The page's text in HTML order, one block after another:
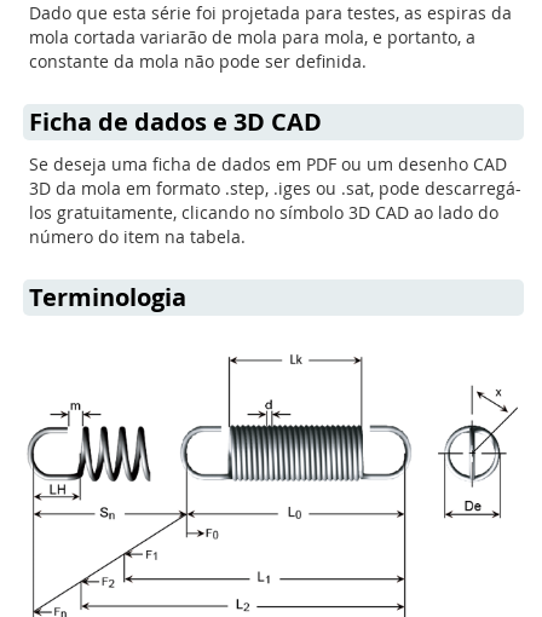
Dado que esta série foi projetada para testes, as espiras da
mola cortada variarão de mola para mola, e portanto, a
constante da mola não pode ser definida.
Ficha de dados e 3D CAD
Se deseja uma ficha de dados em PDF ou um desenho CAD
3D da mola em formato .step, .iges ou .sat, pode descarregá-
los gratuitamente, clicando no símbolo 3D CAD ao lado do
número do item na tabela.
Terminologia